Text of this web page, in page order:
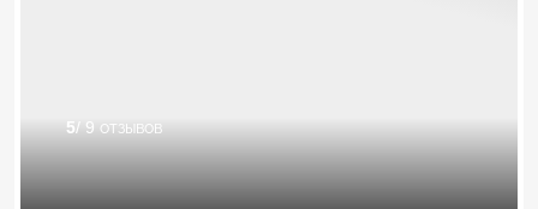
5/ 9 отзывов